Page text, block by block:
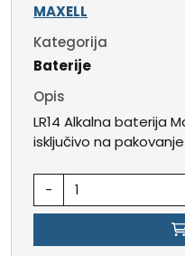
MAXELL
Kategorija
Baterije
Opis
LR14 Alkalna baterija
isključivo na
-